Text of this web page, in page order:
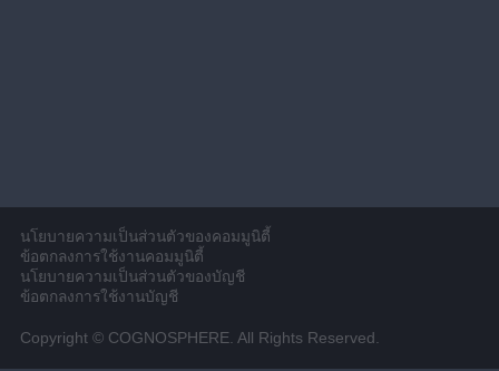
นโยบายความเป็นส่วนตัวของคอมมูนิตี้
ข้อตกลงการใช้งานคอมมูนิตี้
นโยบายความเป็นส่วนตัวของบัญชี
ข้อตกลงการใช้งานบัญชี
Copyright © COGNOSPHERE. All Rights Reserved.